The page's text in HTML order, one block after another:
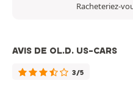
Racheteriez-
AVIS DE OL.D. US-CARS
3/5